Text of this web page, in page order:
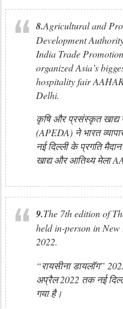
8.Agricultural and
Development
India Trade
organized Asia’s
hospitality fair
Delhi.
कृषि और प्रसंस्कृत खाद्य
(APEDA) ने भारत
नई दिल्ली के प्रगति
खाद्य और आतिथ्य मेला
9.The 7th edition of
held in-person in
2022.
“रायसीना डायलॉग”
अप्रैल 2022 तक नई
गया है।